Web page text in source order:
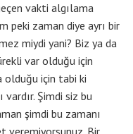
vakti algılama
peki zaman diye ayrı bir
miydi yani? Biz ya da
var olduğu için
için tabi ki
Şimdi siz bu
şimdi bu zamanı
veremiyorsunuz. Bir